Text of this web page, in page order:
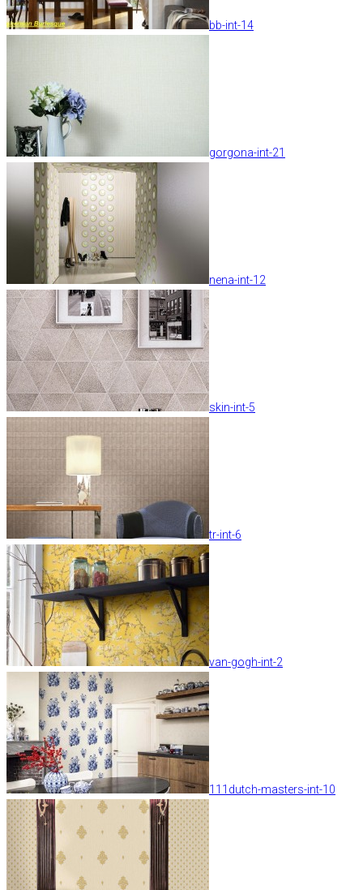
bb-int-14
gorgona-int-21
nena-int-12
skin-int-5
tr-int-6
van-gogh-int-2
111dutch-masters-int-10